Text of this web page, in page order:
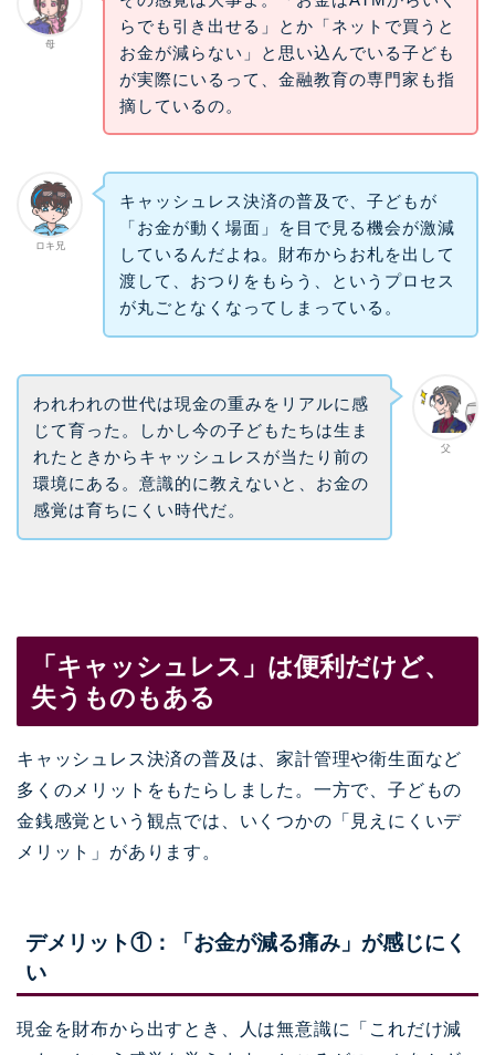
母
らでも引き出せる」とか「ネットで買うと
お金が減らない」と思い込んでいる子ども
が実際にいるって、金融教育の専門家も指
摘しているの。
ロキ兄
キャッシュレス決済の普及で、子どもが
「お金が動く場面」を目で見る機会が激減
しているんだよね。財布からお札を出して
渡して、おつりをもらう、というプロセス
が丸ごとなくなってしまっている。
父
われわれの世代は現金の重みをリアルに感
じて育った。しかし今の子どもたちは生ま
れたときからキャッシュレスが当たり前の
環境にある。意識的に教えないと、お金の
感覚は育ちにくい時代だ。
「キャッシュレス」は便利だけど、
失うものもある
キャッシュレス決済の普及は、家計管理や衛生面など
多くのメリットをもたらしました。一方で、子どもの
金銭感覚という観点では、いくつかの「見えにくいデ
メリット」があります。
デメリット①：「お金が減る痛み」が感じにく
い
現金を財布から出すとき、人は無意識に「これだけ減